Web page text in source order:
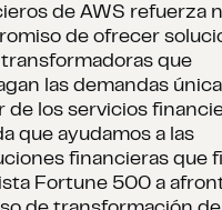
de AWS refuerza
de ofrecer
que
las demandas
de los servicios
que ayudamos a las
financieras que
Fortune 500 a